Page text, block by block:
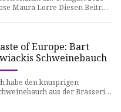
Sie, was Sie
Maura Lorre Diesen Beitrag
of Europe: Bart
Schweinebauch
habe den knusprigen
aus der Brasserie